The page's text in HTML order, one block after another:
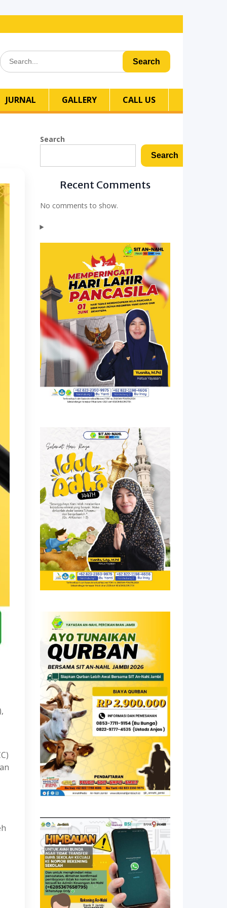
Search
for:
JURNAL GALLERY CALL US
Search
Search
Recent Comments
No comments to show.